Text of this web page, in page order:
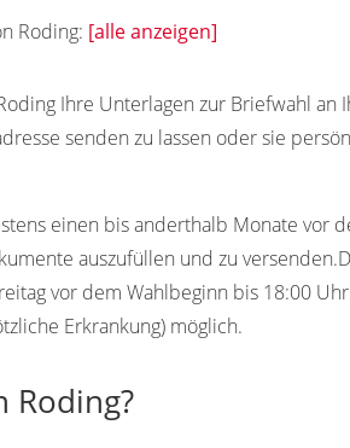
Roding: [alle anzeigen]
Ihre Unterlagen zur Briefwahl an
senden zu lassen oder sie
einen bis anderthalb Monate vor
auszufüllen und zu
vor dem Wahlbeginn bis 18:00
Erkrankung) möglich.
Roding?